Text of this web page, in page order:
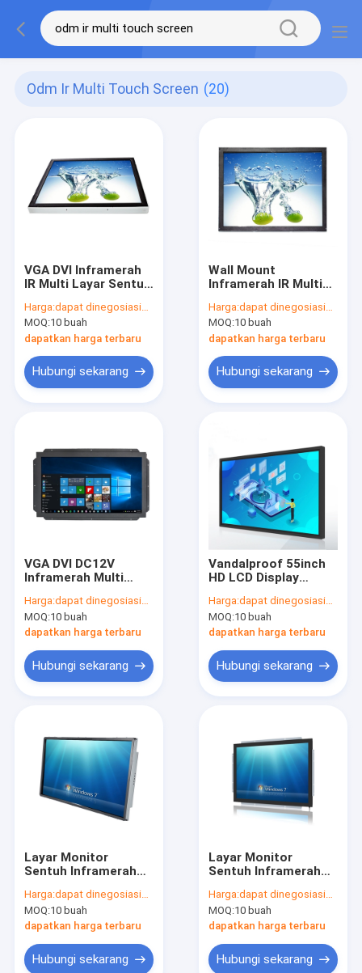
Odm Ir Multi Touch Screen (20)
VGA DVI Inframerah
IR Multi Layar Sentuh
Wall Mount
Harga:dapat dinegosiasikan
MOQ:10 buah
dapatkan harga terbaru
Hubungi sekarang
Wall Mount
Inframerah IR Multi
Monitor Kecerahan
250cd/M2 Tahan
Debu
Harga:dapat dinegosiasikan
MOQ:10 buah
dapatkan harga terbaru
Hubungi sekarang
VGA DVI DC12V
Inframerah Multi
250cd/M2 4 Titik
Sentuh
Harga:dapat dinegosiasikan
MOQ:10 buah
dapatkan harga terbaru
Hubungi sekarang
Vandalproof 55inch
HD LCD Display
Sentuh Bingkai IR
Untuk Pendidikan
Harga:dapat dinegosiasikan
MOQ:10 buah
dapatkan harga terbaru
Hubungi sekarang
Layar Monitor
Sentuh Inframerah
Multi Touch Anti
Vandal
Harga:dapat dinegosiasikan
MOQ:10 buah
dapatkan harga terbaru
Hubungi sekarang
Layar Monitor
Sentuh Inframerah
tahan air Untuk Kios
10 Poin Multi Sentuh
Harga:dapat dinegosiasikan
MOQ:10 buah
dapatkan harga terbaru
Hubungi sekarang